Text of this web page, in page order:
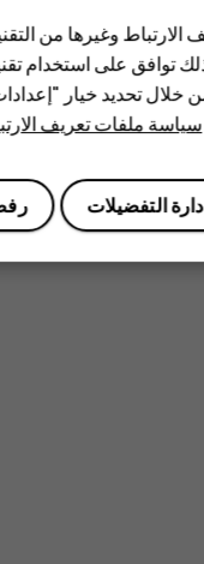
لا
وغيرها من
توافق على استخدام
خلال تحديد خيار
سياسة ملفات تعريف
التفضيلات